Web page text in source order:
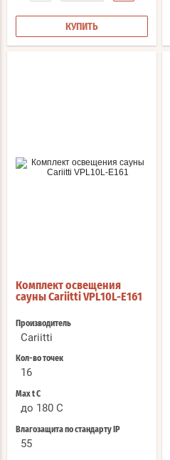
КУПИТЬ
Комплект освещения
сауны Cariitti VPL10L-E161
Производитель
Cariitti
Кол-во точек
16
Max t С
до 180 C
Влагозащита по стандарту IP
55